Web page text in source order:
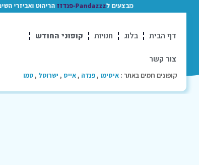
מבצעים ל Pandazzz-פנדזז הריהוט ואביזרי השינה
דף הבית בלוג חנויות קופוני החודש
צור קשר
קופונים חמים באתר : איסימו ,פנדה ,אייס , ישרוטל ,טמו